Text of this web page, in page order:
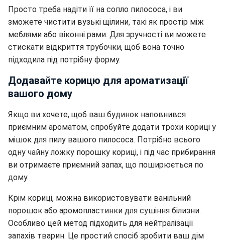
Просто треба надіти її на сопло пилососа, і ви
зможете чистити вузькі щілини, такі як простір між
меблями або віконні рами. Для зручності ви можете
стискати відкриття трубочки, щоб вона точно
підходила під потрібну форму.
Додавайте корицю для ароматизації
вашого дому
Якщо ви хочете, щоб ваш будинок наповнився
приємним ароматом, спробуйте додати трохи кориці у
мішок для пилу вашого пилососа. Потрібно всього
одну чайну ложку порошку кориці, і під час прибирання
ви отримаєте приємний запах, що поширюється по
дому.
Крім кориці, можна використовувати ванільний
порошок або аромопластинки для сушіння білизни.
Особливо цей метод підходить для нейтралізації
запахів тварин. Це простий спосіб зробити ваш дім